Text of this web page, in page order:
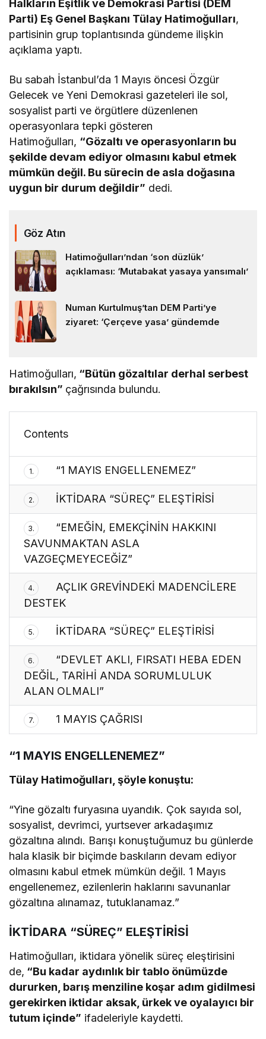
Halkların Eşitlik ve Demokrasi Partisi (DEM
Parti) Eş Genel Başkanı Tülay Hatimoğulları,
partisinin grup toplantısında gündeme ilişkin
açıklama yaptı.
Bu sabah İstanbul’da 1 Mayıs öncesi Özgür
Gelecek ve Yeni Demokrasi gazeteleri ile sol,
sosyalist parti ve örgütlere düzenlenen
operasyonlara tepki gösteren
Hatimoğulları, “Gözaltı ve operasyonların bu
şekilde devam ediyor olmasını kabul etmek
mümkün değil. Bu sürecin de asla doğasına
uygun bir durum değildir” dedi.
Göz Atın
Hatimoğulları’ndan ‘son düzlük’
açıklaması: ‘Mutabakat yasaya yansımalı’
Numan Kurtulmuş’tan DEM Parti’ye
ziyaret: ‘Çerçeve yasa’ gündemde
Hatimoğulları, “Bütün gözaltılar derhal serbest
bırakılsın” çağrısında bulundu.
Contents
1. “1 MAYIS ENGELLENEMEZ”
2. İKTİDARA “SÜREÇ” ELEŞTİRİSİ
3.
“EMEĞİN, EMEKÇİNİN HAKKINI
SAVUNMAKTAN ASLA
VAZGEÇMEYECEĞİZ”
4.
AÇLIK GREVİNDEKİ MADENCİLERE
DESTEK
5. İKTİDARA “SÜREÇ” ELEŞTİRİSİ
6.
“DEVLET AKLI, FIRSATI HEBA EDEN
DEĞİL, TARİHİ ANDA SORUMLULUK
ALAN OLMALI”
7. 1 MAYIS ÇAĞRISI
“1 MAYIS ENGELLENEMEZ”
Tülay Hatimoğulları, şöyle konuştu:
“Yine gözaltı furyasına uyandık. Çok sayıda sol,
sosyalist, devrimci, yurtsever arkadaşımız
gözaltına alındı. Barışı konuştuğumuz bu günlerde
hala klasik bir biçimde baskıların devam ediyor
olmasını kabul etmek mümkün değil. 1 Mayıs
engellenemez, ezilenlerin haklarını savunanlar
gözaltına alınamaz, tutuklanamaz.”
İKTİDARA “SÜREÇ” ELEŞTİRİSİ
Hatimoğulları, iktidara yönelik süreç eleştirisini
de, “Bu kadar aydınlık bir tablo önümüzde
dururken, barış menziline koşar adım gidilmesi
gerekirken iktidar aksak, ürkek ve oyalayıcı bir
tutum içinde” ifadeleriyle kaydetti.